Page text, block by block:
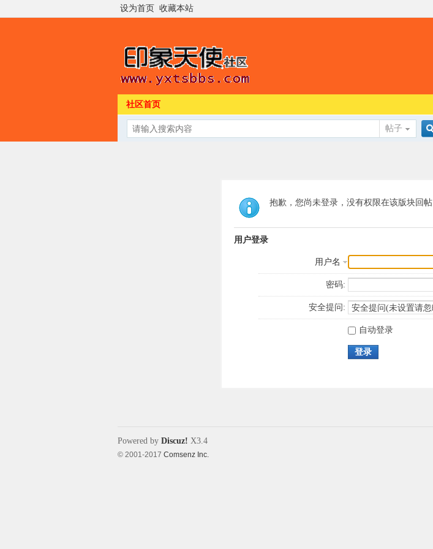
设为首页 收藏本站
社区首页
帖子
索
抱歉，您尚未登录，没有权限在该版块回帖
用户登录
用户名
密码:
安全提问:
自动登录
登录
Powered by Discuz! X3.4
© 2001-2017 Comsenz Inc.